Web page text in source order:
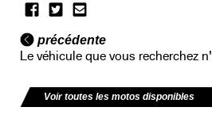
précédente
Le véhicule que vous recherchez
Voir toutes les motos disponibles